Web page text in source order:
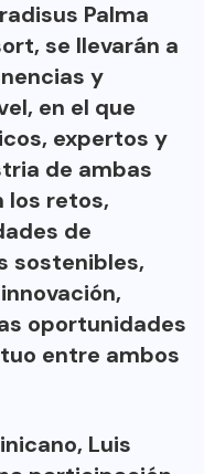
Palma
se llevarán a
y
en el que
expertos y
de ambas
los retos,
de
sostenibles,
oportunidades
entre ambos
Luis